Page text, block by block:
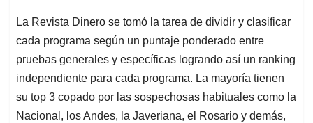
La Revista Dinero se tomó la tarea de dividir y clasificar
cada programa según un puntaje ponderado entre
pruebas generales y específicas logrando así un ranking
independiente para cada programa. La mayoría tienen
su top 3 copado por las sospechosas habituales como la
Nacional, los Andes, la Javeriana, el Rosario y demás,